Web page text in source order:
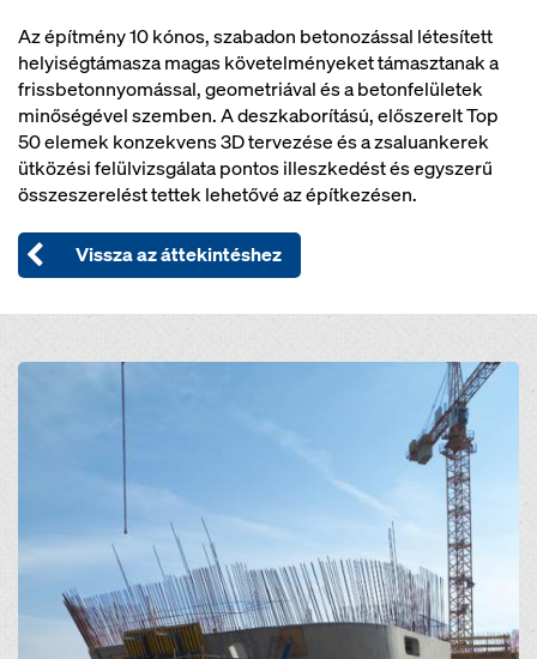
Az építmény 10 kónos, szabadon betonozással létesített
helyiségtámasza magas követelményeket támasztanak a
frissbetonnyomással, geometriával és a betonfelületek
minőségével szemben. A deszkaborítású, előszerelt Top
50 elemek konzekvens 3D tervezése és a zsaluankerek
ütközési felülvizsgálata pontos illeszkedést és egyszerű
összeszerelést tettek lehetővé az építkezésen.
Vissza az áttekintéshez
Open